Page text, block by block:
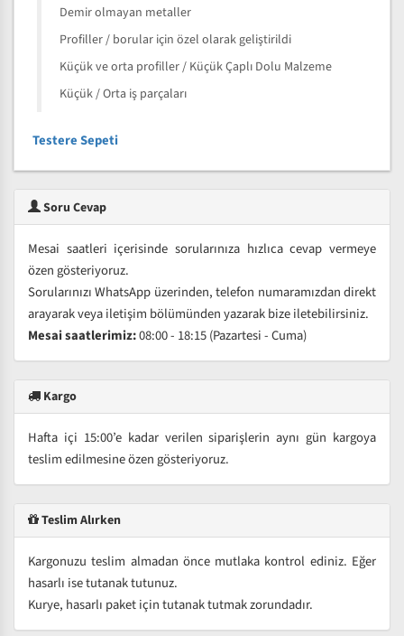
Demir olmayan metaller
Profiller / borular için özel olarak geliştirildi
Küçük ve orta profiller / Küçük Çaplı Dolu Malzeme
Küçük / Orta iş parçaları
Testere Sepeti
Soru Cevap
Mesai saatleri içerisinde sorularınıza hızlıca cevap vermeye
özen gösteriyoruz.
Sorularınızı WhatsApp üzerinden, telefon numaramızdan direkt
arayarak veya iletişim bölümünden yazarak bize iletebilirsiniz.
Mesai saatlerimiz:08:00 - 18:15 (Pazartesi - Cuma)
Kargo
Hafta içi 15:00’e kadar verilen siparişlerin aynı gün kargoya
teslim edilmesine özen gösteriyoruz.
Teslim Alırken
Kargonuzu teslim almadan önce mutlaka kontrol ediniz. Eğer
hasarlı ise tutanak tutunuz.
Kurye, hasarlı paket için tutanak tutmak zorundadır.